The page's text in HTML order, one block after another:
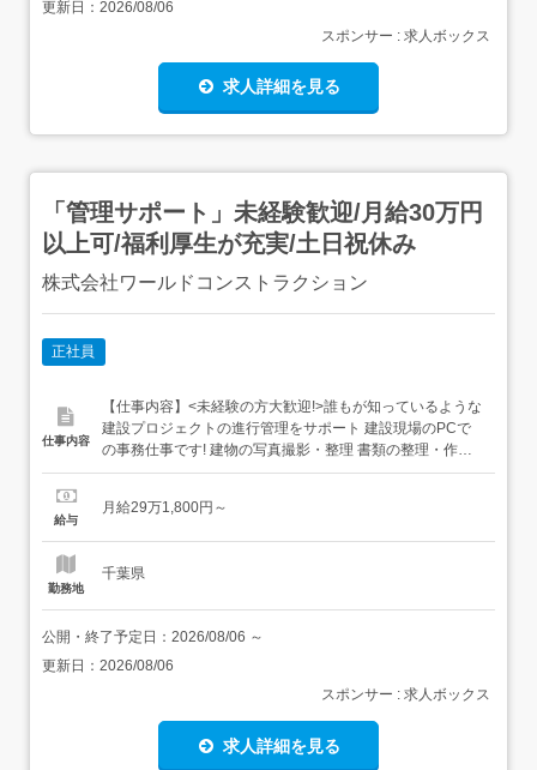
更新日： 2026/08/06
スポンサー : 求人ボックス
求人詳細を見る
「管理サポート」未経験歓迎/月給30万円
以上可/福利厚生が充実/土日祝休み
株式会社ワールドコンストラクション
正社員
仕事内容
【仕事内容】<未経験の方大歓迎!>誰もが知っているような
建設プロジェクトの進行管理をサポート 建設現場のPCで
の事務仕事です! 建物の写真撮影・整理 書類の整理・作
成・ファイリング 申請書の作成 スケジュールの管理 スタ
ち合わせなど幅広い業務に携わることができます。デスク
給与
月給29万1,800円～
勤務地
千葉県
公開・終了予定日： 2026/08/06 ～
更新日： 2026/08/06
スポンサー : 求人ボックス
求人詳細を見る